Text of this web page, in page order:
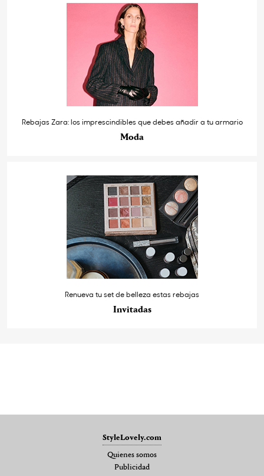
Rebajas Zara: los imprescindibles que debes añadir a tu armario
Moda
Renueva tu set de belleza estas rebajas
Invitadas
StyleLovely.com
Quienes somos
Publicidad